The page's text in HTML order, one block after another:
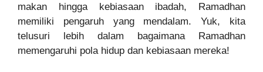
makan hingga kebiasaan ibadah, Ramadhan
memiliki pengaruh yang mendalam. Yuk, kita
telusuri lebih dalam bagaimana Ramadhan
memengaruhi pola hidup dan kebiasaan mereka!